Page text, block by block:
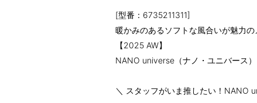
[型番：6735211311]
暖かみのあるソフトな風合いが魅力
【2025 AW】
NANO universe（ナノ・ユニバース）
＼ スタッフがいま推したい！NANO